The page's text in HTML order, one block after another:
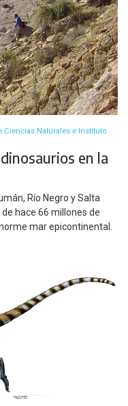
Ciencias Naturales e Instituto
en la
Río Negro y Salta
hace 66 millones de
mar epicontinental.